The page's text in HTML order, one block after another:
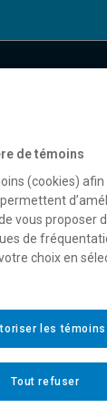
de témoins
(cookies)
vous proposer
de
choix en
Tout refuser
les témoins